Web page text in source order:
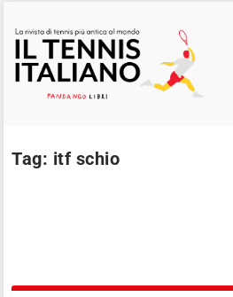
Tag: itf schio